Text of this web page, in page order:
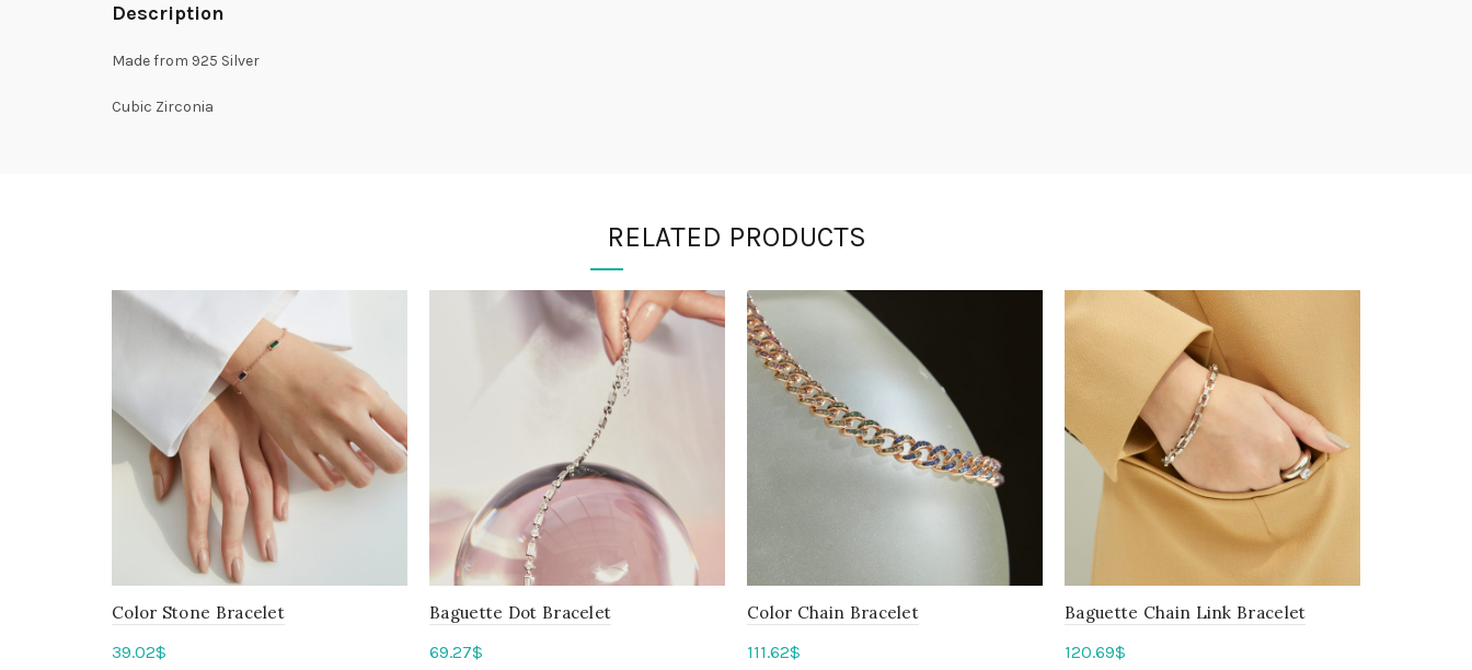
Description
Made from 925 Silver
Cubic Zirconia
RELATED PRODUCTS
Color Stone Bracelet
39.02$
Baguette Dot Bracelet
69.27$
Color Chain Bracelet
111.62$
Baguette Chain Link Bracelet
120.69$